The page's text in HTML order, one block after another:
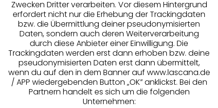
Services
Beratung
Über uns
Rechtliches
Zwecken Dritter verarbeiten. Vor diesem Hintergrund
erfordert nicht nur die Erhebung der Trackingdaten
bzw. die Übermittlung deiner pseudonymisierten
Daten, sondern auch deren Weiterverarbeitung
durch diese Anbieter einer Einwilligung. Die
Trackingdaten werden erst dann erhoben bzw. deine
pseudonymisierten Daten erst dann übermittelt,
wenn du auf den in dem Banner auf www.lascana.de
/ APP wiedergebenden Button „OK” anklickst. Bei den
Partnern handelt es sich um die folgenden
Unternehmen: